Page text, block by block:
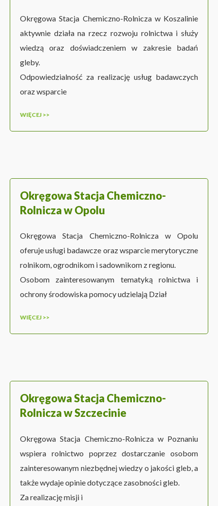
Okręgowa Stacja Chemiczno-Rolnicza w Koszalinie
aktywnie działa na rzecz rozwoju rolnictwa i służy
wiedzą oraz doświadczeniem w zakresie badań
gleby.
Odpowiedzialność za realizację usług badawczych
oraz wsparcie
WIĘCEJ >>
Okręgowa Stacja Chemiczno-
Rolnicza w Opolu
Okręgowa Stacja Chemiczno-Rolnicza w Opolu
oferuje usługi badawcze oraz wsparcie merytoryczne
rolnikom, ogrodnikom i sadownikom z regionu.
Osobom zainteresowanym tematyką rolnictwa i
ochrony środowiska pomocy udzielają Dział
WIĘCEJ >>
Okręgowa Stacja Chemiczno-
Rolnicza w Szczecinie
Okręgowa Stacja Chemiczno-Rolnicza w Poznaniu
wspiera rolnictwo poprzez dostarczanie osobom
zainteresowanym niezbędnej wiedzy o jakości gleb, a
także wydaje opinie dotyczące zasobności gleb.
Za realizację misji i